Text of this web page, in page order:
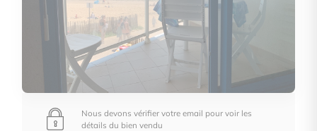
Nous devons vérifier votre email pour voir les
détails du bien vendu